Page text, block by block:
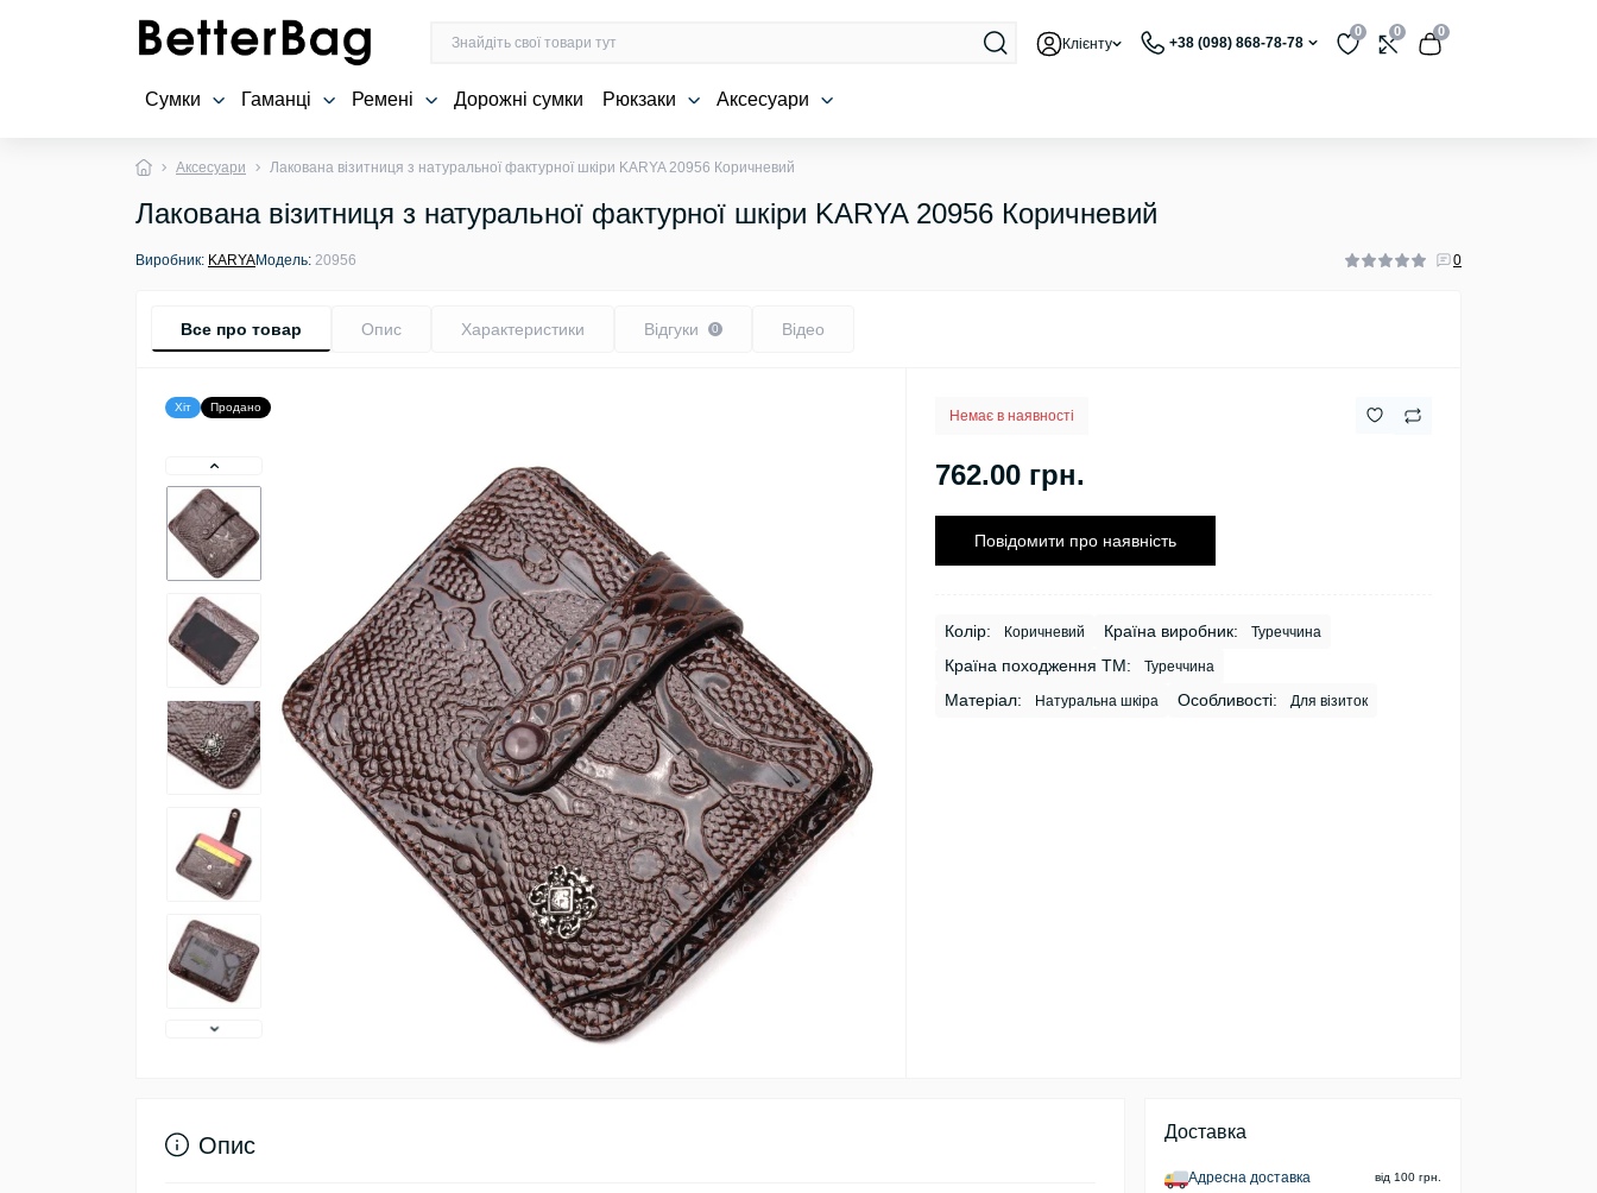
Клієнту +38 (098) 868-78-78
0 0 0
Сумки Гаманці Ремені Дорожні сумки Рюкзаки Аксесуари
Аксесуари Лакована візитниця з натуральної фактурної шкіри KARYA 20956 Коричневий
Лакована візитниця з натуральної фактурної шкіри KARYA 20956 Коричневий
Виробник: KARYAМодель: 20956 0
Все про товар Опис Характеристики Відгуки 0 Відео
Хіт Продано
Немає в наявності
762.00 грн.
Повідомити про наявність
Колір: Коричневий Країна виробник: Туреччина
Країна походження ТМ: Туреччина
Матеріал: Натуральна шкіра Особливості: Для візиток
Доставка
Адресна доставка від 100 грн.
Опис